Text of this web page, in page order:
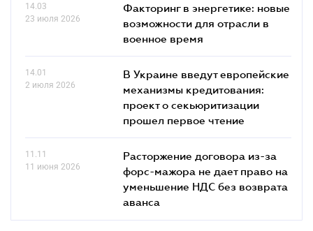
14.03
23 июля 2026
Факторинг в энергетике: новые
возможности для отрасли в
военное время
14.01
2 июля 2026
В Украине введут европейские
механизмы кредитования:
проект о секьюритизации
прошел первое чтение
11.11
11 июня 2026
Расторжение договора из-за
форс-мажора не дает право на
уменьшение НДС без возврата
аванса